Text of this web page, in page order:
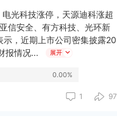
光科技涨停，天源迪科涨超
信安全、有方科技、光环新
，近期上市公司密集披露20
报情况
展开
0.00%
1 97